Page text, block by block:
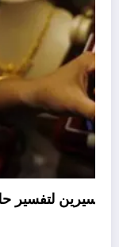
بالحلق لابن